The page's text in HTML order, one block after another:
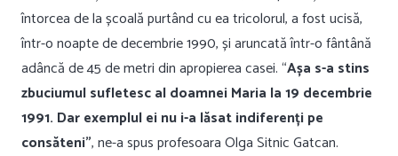
întorcea de la școală purtând cu ea tricolorul, a fost ucisă,
într-o noapte de decembrie 1990, și aruncată într-o fântână
adâncă de 45 de metri din apropierea casei. “Așa s-a stins
zbuciumul sufletesc al doamnei Maria la 19 decembrie
1991. Dar exemplul ei nu i-a lăsat indiferenți pe
consăteni”, ne-a spus profesoara Olga Sitnic Gatcan.